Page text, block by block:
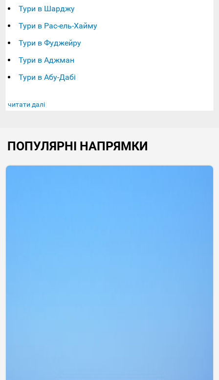
Тури в Шарджу
Тури в Рас-ель-Хайму
Тури в Фуджейру
Тури в Аджман
Тури в Абу-Дабі
читати далі
ПОПУЛЯРНІ НАПРЯМКИ